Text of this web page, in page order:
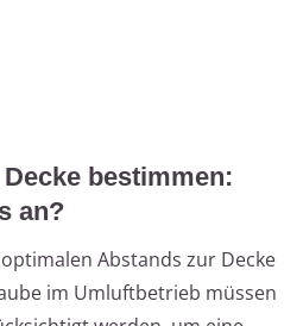
bestimmen:
an?
Abstands zur Decke
im Umluftbetrieb müssen